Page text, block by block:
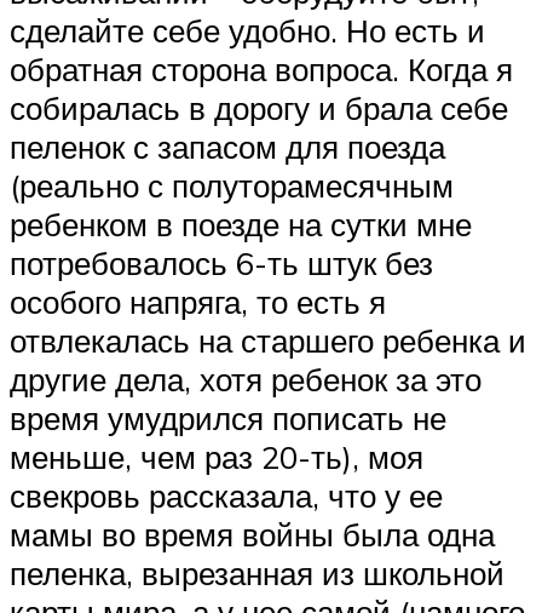
сделайте себе удобно. Но есть и
обратная сторона вопроса. Когда я
собиралась в дорогу и брала себе
пеленок с запасом для поезда
(реально с полуторамесячным
ребенком в поезде на сутки мне
потребовалось 6-ть штук без
особого напряга, то есть я
отвлекалась на старшего ребенка и
другие дела, хотя ребенок за это
время умудрился пописать не
меньше, чем раз 20-ть), моя
свекровь рассказала, что у ее
мамы во время войны была одна
пеленка, вырезанная из школьной